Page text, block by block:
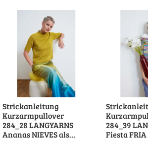
Strickanleitung
Kurzarmpullover
284_28 LANGYARNS
Ananas NIEVES als
284_39
Fiesta